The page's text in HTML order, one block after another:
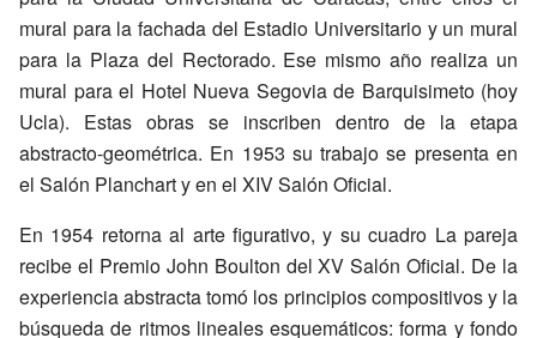
mural para la fachada del Estadio Universitario y un mural
para la Plaza del Rectorado. Ese mismo año realiza un
mural para el Hotel Nueva Segovia de Barquisimeto (hoy
Ucla). Estas obras se inscriben dentro de la etapa
abstracto-geométrica. En 1953 su trabajo se presenta en
el Salón Planchart y en el XIV Salón Oficial.
En 1954 retorna al arte figurativo, y su cuadro La pareja
recibe el Premio John Boulton del XV Salón Oficial. De la
experiencia abstracta tomó los principios compositivos y la
búsqueda de ritmos lineales esquemáticos: forma y fondo